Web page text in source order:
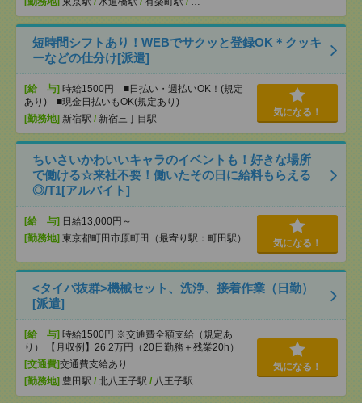
短時間シフトあり！WEBでサクッと登録OK＊クッキ
ーなどの仕分け[派遣]
[給 与] 時給1500円 ■日払い・週払いOK！(規定
あり) ■現金日払いもOK(規定あり)
[勤務地] 新宿駅 / 新宿三丁目駅
気になる！
ちいさいかわいいキャラのイベントも！好きな場所
で働ける☆来社不要！働いたその日に給料もらえる
◎/T1[アルバイト]
[給 与] 日給13,000円～
[勤務地] 東京都町田市原町田（最寄り駅：町田駅） 気になる！
<タイパ抜群>機械セット、洗浄、接着作業（日勤）
[派遣]
[給 与] 時給1500円 ※交通費全額支給（規定あ
り） 【月収例】26.2万円（20日勤務＋残業20h）
[交通費]交通費支給あり
[勤務地] 豊田駅 / 北八王子駅 / 八王子駅
気になる！